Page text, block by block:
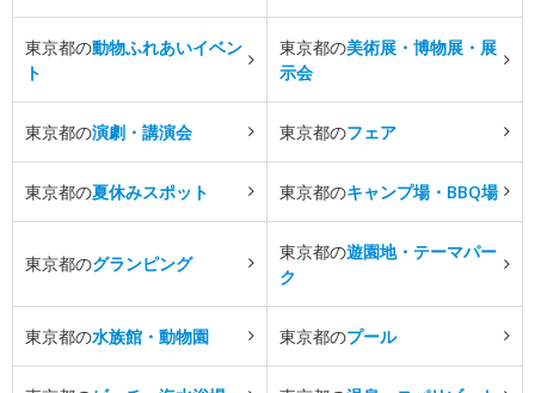
東京都の動物ふれあいイベン
ト
東京都の美術展・博物展・展
示会
東京都の演劇・講演会 東京都のフェア
東京都の夏休みスポット 東京都のキャンプ場・BBQ場
東京都のグランピング
東京都の遊園地・テーマパー
ク
東京都の水族館・動物園 東京都のプール